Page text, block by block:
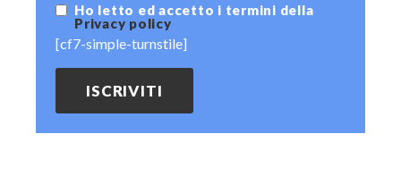
Ho letto ed accetto i termini della
Privacy policy
[cf7-simple-turnstile]